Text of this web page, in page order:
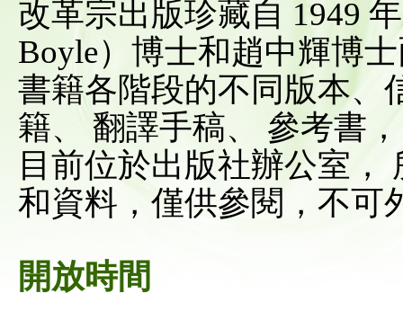
改革宗出版珍藏自 1949
Boyle）博士和趙中輝博
書籍各階段的不同版本、
籍、 翻譯手稿、 參考書
目前位於出版社辦公室
和資料，僅供參閱，不可
開放時間